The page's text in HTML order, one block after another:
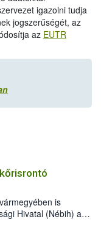
igazolni tudja
jogszerűségét, az
az EUTR
is
Hivatal (Nébih) a
jelenlétét. A
de már fertőzött